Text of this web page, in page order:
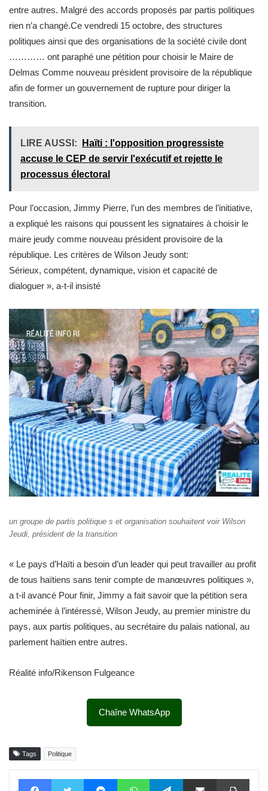
entre autres. Malgré des accords proposés par partis politiques
rien n’a changé.Ce vendredi 15 octobre, des structures
politiques ainsi que des organisations de la société civile dont
………… ont paraphé une pétition pour choisir le Maire de
Delmas Comme nouveau président provisoire de la république
afin de former un gouvernement de rupture pour diriger la
transition.
LIRE AUSSI:
Haïti : l'opposition progressiste
accuse le CEP de servir l'exécutif et rejette le
processus électoral
Pour l’occasion, Jimmy Pierre, l’un des membres de l’initiative,
a expliqué les raisons qui poussent les signataires à choisir le
maire jeudy comme nouveau président provisoire de la
république. Les critères de Wilson Jeudy sont:
Sérieux, compétent, dynamique, vision et capacité de
dialoguer », a-t-il insisté
un groupe de partis politique s et organisation souhaitent voir Wilson
Jeudi, président de la transition
« Le pays d’Haïti a besoin d’un leader qui peut travailler au profit
de tous haïtiens sans tenir compte de manœuvres politiques »,
a t-il avancé Pour finir, Jimmy a fait savoir que la pétition sera
acheminée à l’intéressé, Wilson Jeudy, au premier ministre du
pays, aux partis politiques, au secrétaire du palais national, au
parlement haïtien entre autres.
Réalité info/Rikenson Fulgeance
Chaîne WhatsApp
Tags Politique
FacebookTwitter MessengerWhatsAppTelegram Partager par email